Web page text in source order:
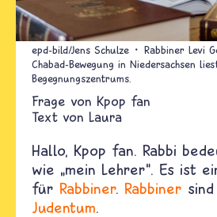
epd-bild/Jens Schulze
Rabbiner Levi
Chabad-Bewegung in Niedersachsen
Begegnungszentrums.
Kpop fan
Text von Laura
Hallo, Kpop fan. Rabbi
wie „mein Lehrer“. Es ist
für Rabbiner. Rabbiner
Judentum.